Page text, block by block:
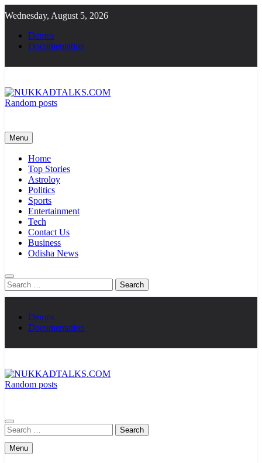
to
content
Wednesday, August 5, 2026
Demos
Documentation
Random posts
Menu
Home
Top Stories
Astroloy
Politics
Sports
Entertainment
Tech
Contact Us
Business
Odisha News
Search
for:
Demos
Documentation
Random posts
Search
for:
Menu